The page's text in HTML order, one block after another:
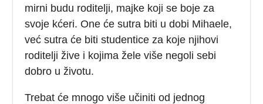
mirni budu roditelji, majke koji se boje za
svoje kćeri. One će sutra biti u dobi Mihaele,
već sutra će biti studentice za koje njihovi
roditelji žive i kojima žele više negoli sebi
dobro u životu.
Trebat će mnogo više učiniti od jednog